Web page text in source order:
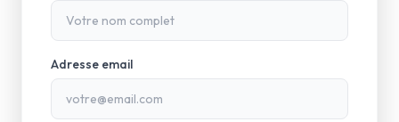
Adresse email